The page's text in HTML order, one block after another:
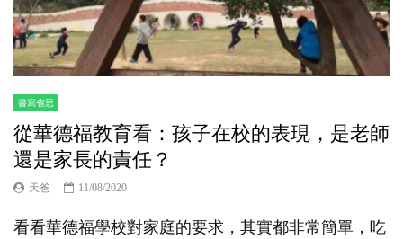
書寫省思
從華德福教育看：孩子在校的表現，是老師
還是家長的責任？
天爸 11/08/2020
看看華德福學校對家庭的要求，其實都非常簡單，吃